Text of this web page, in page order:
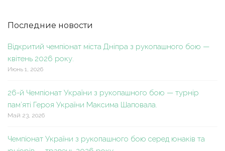
Последние новости
Відкритий чемпіонат міста Дніпра з рукопашного бою —
квітень 2026 року.
Июнь 1, 2026
26-й Чемпіонат України з рукопашного бою — турнір
пам’яті Героя України Максима Шаповала.
Май 23, 2026
Чемпіонат України з рукопашного бою серед юнаків та